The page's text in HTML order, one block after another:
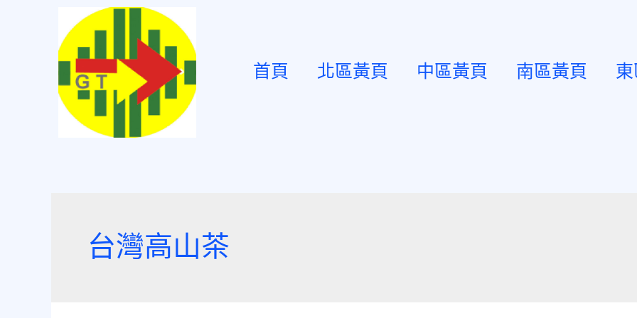
首頁 北區黃頁 中區黃頁 南區黃頁
台灣高山茶